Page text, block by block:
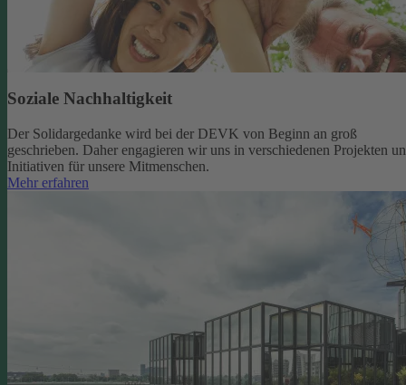
Soziale Nachhaltigkeit
Der Solidargedanke wird bei der DEVK von Beginn an groß
geschrieben. Daher engagieren wir uns in verschiedenen Projekten
Initiativen für unsere Mitmenschen.
Mehr erfahren